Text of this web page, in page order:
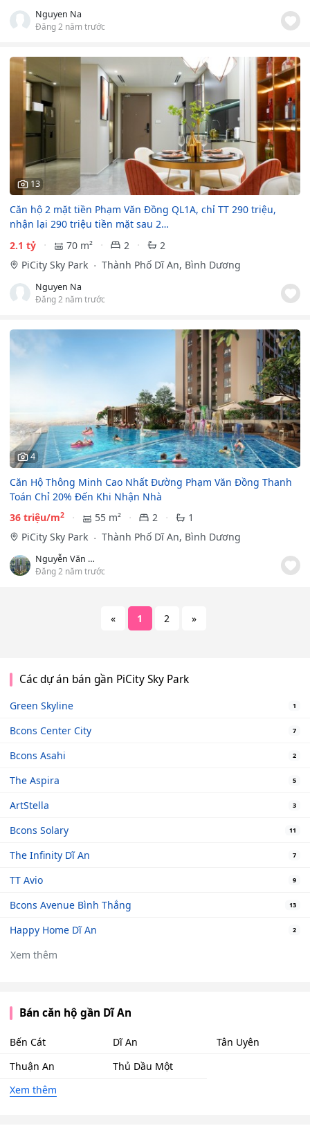
Nguyen Na
Đăng 2 năm trước
13
Căn hộ 2 mặt tiền Phạm Văn Đồng QL1A, chỉ TT 290 triệu,
nhận lại 290 triệu tiền mặt sau 2…
2.1 tỷ
70 m² 2
2
PiCity Sky Park
Thành Phố Dĩ An, Bình Dương
Nguyen Na
Đăng 2 năm trước
4
Căn Hộ Thông Minh Cao Nhất Đường Phạm Văn Đồng Thanh
Toán Chỉ 20% Đến Khi Nhận Nhà
36 triệu/m2 55 m² 2
1
PiCity Sky Park
Thành Phố Dĩ An, Bình Dương
Nguyễn Văn Nhựt
Đăng 2 năm trước
« 1 2 »
Các dự án bán gần PiCity Sky Park
Green Skyline 1
Bcons Center City 7
Bcons Asahi 2
The Aspira 5
ArtStella 3
Bcons Solary 11
The Infinity Dĩ An 7
TT Avio 9
Bcons Avenue Bình Thắng 13
Happy Home Dĩ An 2
Xem thêm
Bán căn hộ gần Dĩ An
Bến Cát Dĩ An
Tân Uyên
Thuận An
Thủ Dầu Một
Xem thêm